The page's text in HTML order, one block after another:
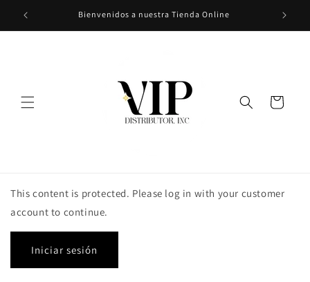
directamente
al contenido
Bienvenidos a nuestra Tienda Online
Carrito
This content is protected. Please log in with your customer
account to continue.
Iniciar sesión